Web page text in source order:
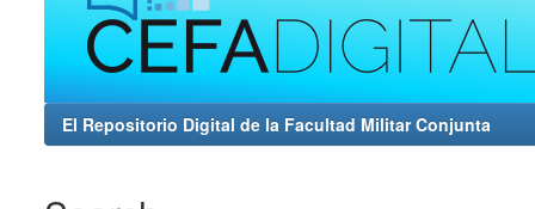
El Repositorio Digital de la Facultad Militar Conjunta